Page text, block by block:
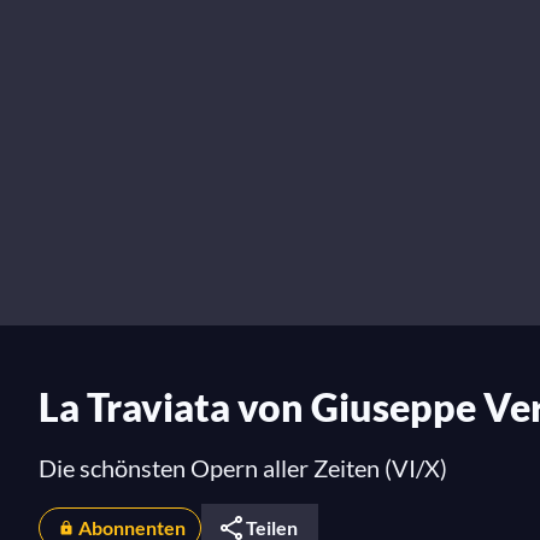
La Traviata von Giuseppe
Die schönsten Opern aller Zeiten (VI/X)
Abonnenten Teilen